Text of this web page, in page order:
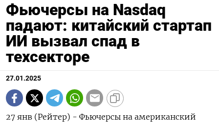
Фьючерсы на Nasdaq
падают: китайский стартап
ИИ вызвал спад в
техсекторе
27.01.2025
27 янв (Рейтер) - Фьючерсы на американский